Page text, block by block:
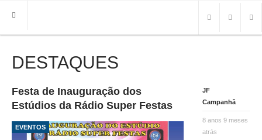
HOME
FREGUESIA
INFO
HISTÓRIA
MAPA
DESTAQUES
Festa de Inauguração dos
Estúdios da Rádio Super Festas
EVENTOS
JF
Campanhã
8 anos 9 meses
atrás